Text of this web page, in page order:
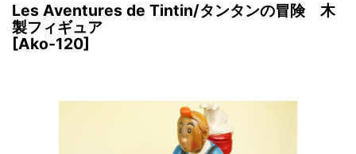
Les Aventures de Tintin/タンタンの冒険 木
製フィギュア
[Ako-120]